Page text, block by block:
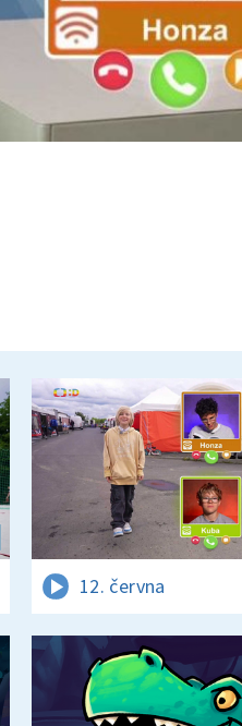
12. června